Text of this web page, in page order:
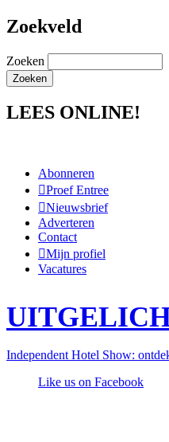
Zoekveld
Zoeken
LEES ONLINE!
Abonneren
Proef Entree
Nieuwsbrief
Adverteren
Contact
Mijn profiel
Vacatures
Independent Hotel Show:
Like us on Facebook